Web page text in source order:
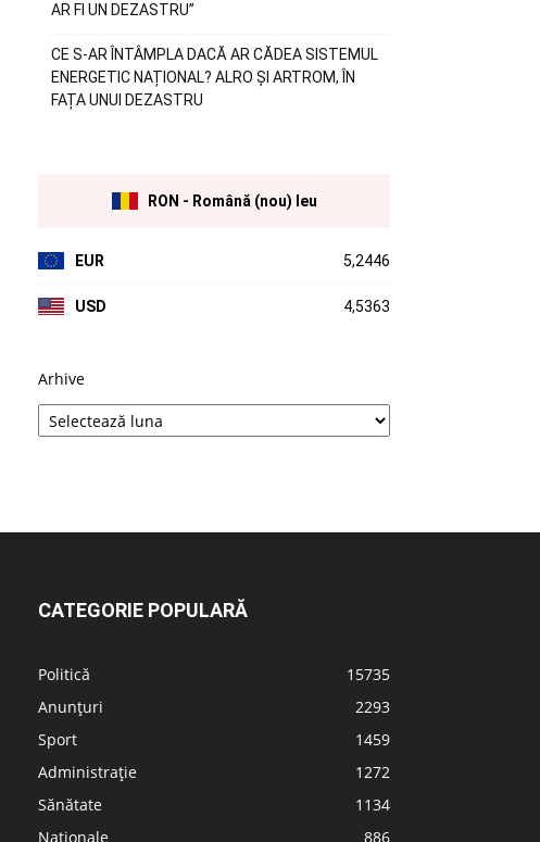
AR FI UN DEZASTRU”
CE S-AR ÎNTÂMPLA DACĂ AR CĂDEA SISTEMUL
ENERGETIC NAȚIONAL? ALRO ȘI ARTROM, ÎN
FAȚA UNUI DEZASTRU
RON - Română (nou) leu
EUR 5,2446
USD 4,5363
Arhive
CATEGORIE POPULARĂ
Politică
15735
Anunțuri
2293
Sport
1459
Administrație
1272
Sănătate
1134
Naționale
886